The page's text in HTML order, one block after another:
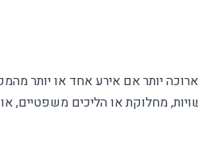
יותר אם אירע אחד או יותר
מחלוקת או הליכים משפטיים,